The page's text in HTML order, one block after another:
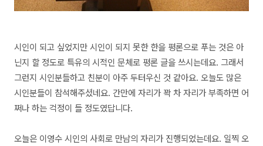
시인이 되고 싶었지만 시인이 되지 못한 한을 평론으로 푸는 것은 아
닌지 할 정도로 특유의 시적인 문체로 평론 글을 쓰시는데요. 그래서
그런지 시인분들하고 친분이 아주 두터우신 것 같아요. 오늘도 많은
시인분들이 참석해주셨네요. 간만에 자리가 꽉 차 자리가 부족하면 어
쩌나 하는 걱정이 들 정도였답니다.
오늘은 이영수 시인의 사회로 만남의 자리가 진행되었는데요. 일찍 오